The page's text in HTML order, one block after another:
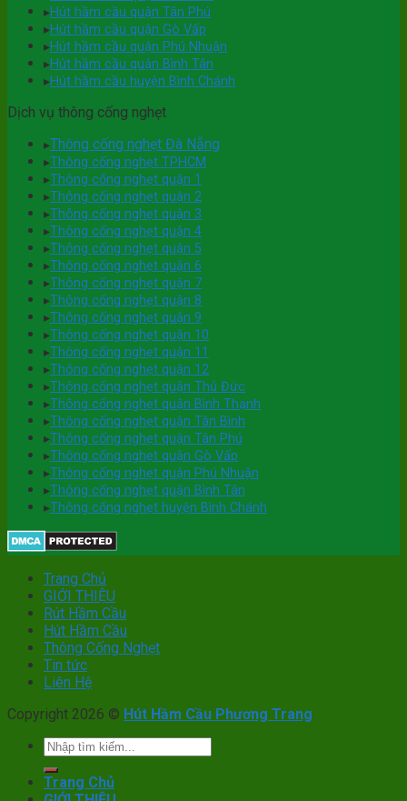
▸Hút hầm cầu quận Tân Phú
▸Hút hầm cầu quận Gò Vấp
▸Hút hầm cầu quận Phú Nhuận
▸Hút hầm cầu quận Bình Tân
▸Hút hầm cầu huyện Bình Chánh
Dịch vụ thông cống nghẹt
▸Thông cống nghẹt Đà Nẵng
▸Thông cống nghẹt TPHCM
▸Thông cống nghẹt quận 1
▸Thông cống nghẹt quận 2
▸Thông cống nghẹt quận 3
▸Thông cống nghẹt quận 4
▸Thông cống nghẹt quận 5
▸Thông cống nghẹt quận 6
▸Thông cống nghẹt quận 7
▸Thông cống nghẹt quận 8
▸Thông cống nghẹt quận 9
▸Thông cống nghẹt quận 10
▸Thông cống nghẹt quận 11
▸Thông cống nghẹt quận 12
▸Thông cống nghẹt quận Thủ Đức
▸Thông cống nghẹt quận Bình Thạnh
▸Thông cống nghẹt quận Tân Bình
▸Thông cống nghẹt quận Tân Phú
▸Thông cống nghẹt quận Gò Vấp
▸Thông cống nghẹt quận Phú Nhuận
▸Thông cống nghẹt quận Bình Tân
▸Thông cống nghẹt huyện Bình Chánh
Trang Chủ
GIỚI THIỆU
Rút Hầm Cầu
Hút Hầm Cầu
Thông Cống Nghẹt
Tin tức
Liên Hệ
Copyright 2026 © Hút Hầm Cầu Phương Trang
Trang Chủ